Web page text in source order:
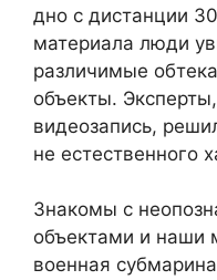
дно с дистанции
материала люди
различимые
объекты.
видеозапись,
не естественного
Знакомы с
объектами и наши
военная